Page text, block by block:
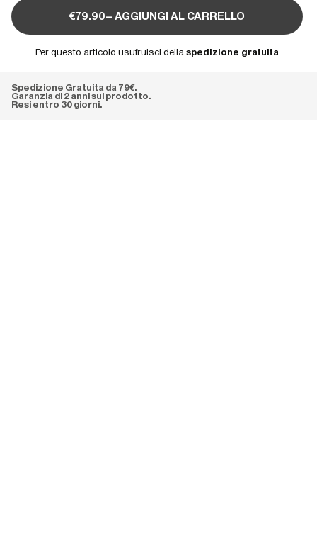
€79.90– AGGIUNGI AL CARRELLO
Per questo articolo usufruisci della spedizione gratuita
Spedizione Gratuita da 79€.
Garanzia di 2 anni sul prodotto.
Resi entro 30 giorni.